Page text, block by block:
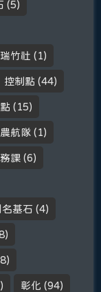
(5)
瑞竹社 (1)
控制點 (44)
(15)
農航隊 (1)
課 (6)
名基石 (4)
彰化 (94)